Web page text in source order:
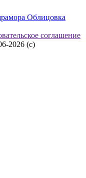
Облицовка
соглашение
2026 (с)